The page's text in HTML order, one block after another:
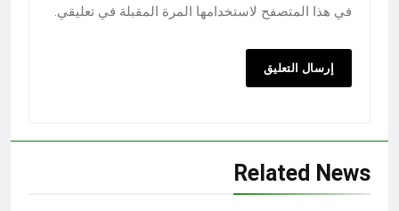
في هذا المتصفح لاستخدامها المرة المقبلة في تعليقي.
Related News